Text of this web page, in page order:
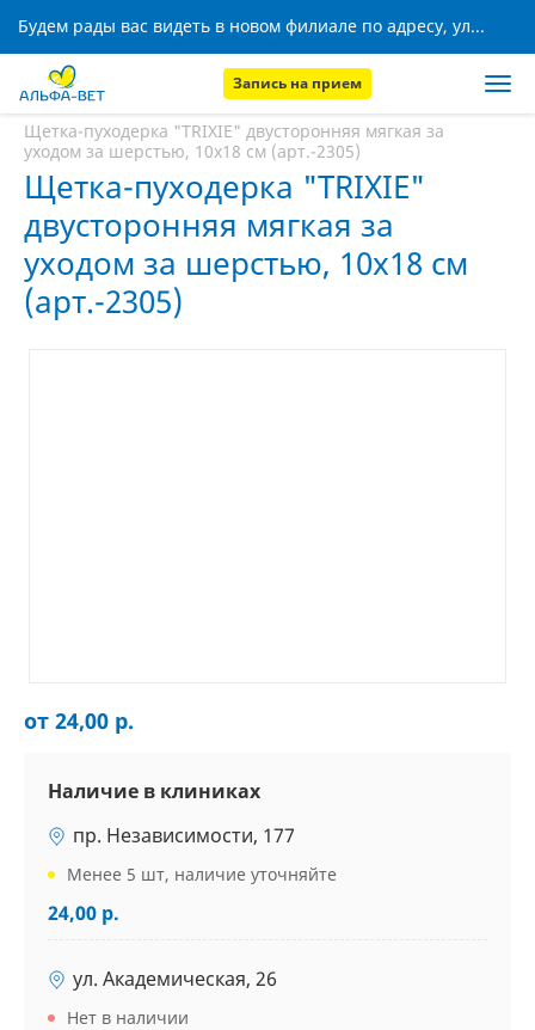
Будем рады вас видеть в новом филиале по адресу, ул. Кижеватова, 8!
Запись на прием
Главная
Щетка-пуходерка "TRIXIE" двусторонняя мягкая за
уходом за шерстью, 10х18 см (арт.-2305)
Щетка-пуходерка "TRIXIE"
двусторонняя мягкая за
уходом за шерстью, 10х18 см
(арт.-2305)
от 24,00 р.
Наличие в клиниках
пр. Независимости, 177
Менее 5 шт, наличие уточняйте
24,00 р.
ул. Академическая, 26
Нет в наличии